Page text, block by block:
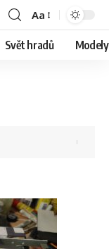
Aa
Svět hradů